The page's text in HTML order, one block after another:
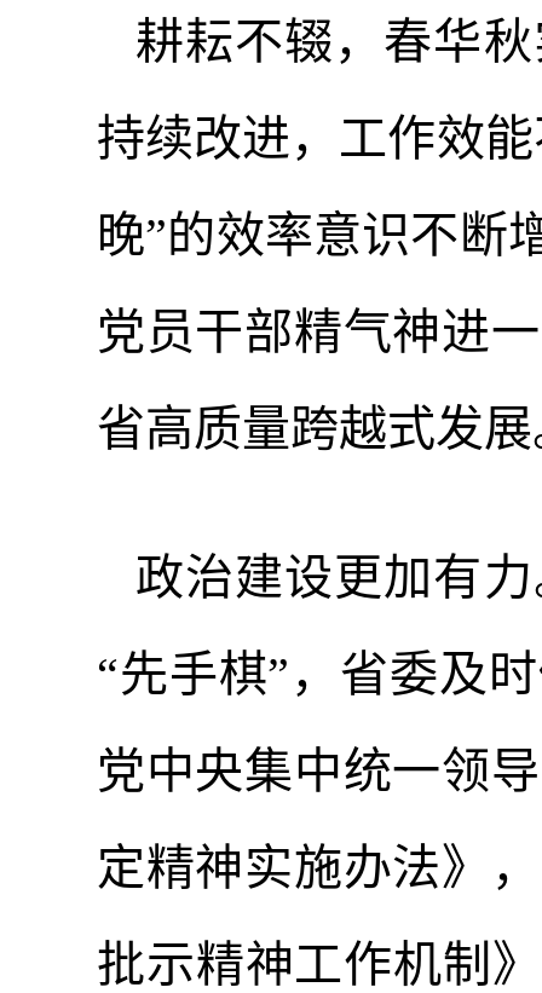
耕耘不辍，春华
持续改进，工作效
晚”的效率意识不断
党员干部精气神进
省高质量跨越式发
政治建设更加有
“先手棋”，省委及
党中央集中统一领
定精神实施办法》
批示精神工作机制